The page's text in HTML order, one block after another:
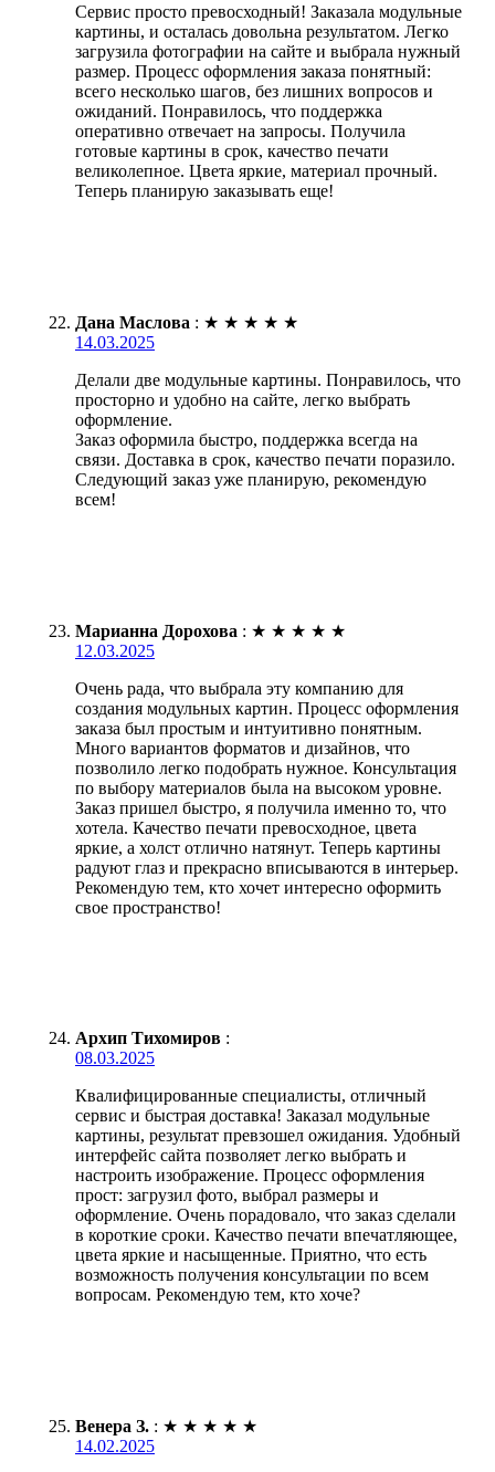
Сервис просто превосходный! Заказала модульные
картины, и осталась довольна результатом. Легко
загрузила фотографии на сайте и выбрала нужный
размер. Процесс оформления заказа понятный:
всего несколько шагов, без лишних вопросов и
ожиданий. Понравилось, что поддержка
оперативно отвечает на запросы. Получила
готовые картины в срок, качество печати
великолепное. Цвета яркие, материал прочный.
Теперь планирую заказывать еще!
Дана Маслова : ★ ★ ★ ★ ★
14.03.2025
Делали две модульные картины. Понравилось, что
просторно и удобно на сайте, легко выбрать
оформление.
Заказ оформила быстро, поддержка всегда на
связи. Доставка в срок, качество печати поразило.
Следующий заказ уже планирую, рекомендую
всем!
Марианна Дорохова : ★ ★ ★ ★ ★
12.03.2025
Очень рада, что выбрала эту компанию для
создания модульных картин. Процесс оформления
заказа был простым и интуитивно понятным.
Много вариантов форматов и дизайнов, что
позволило легко подобрать нужное. Консультация
по выбору материалов была на высоком уровне.
Заказ пришел быстро, я получила именно то, что
хотела. Качество печати превосходное, цвета
яркие, а холст отлично натянут. Теперь картины
радуют глаз и прекрасно вписываются в интерьер.
Рекомендую тем, кто хочет интересно оформить
свое пространство!
Архип Тихомиров :
08.03.2025
Квалифицированные специалисты, отличный
сервис и быстрая доставка! Заказал модульные
картины, результат превзошел ожидания. Удобный
интерфейс сайта позволяет легко выбрать и
настроить изображение. Процесс оформления
прост: загрузил фото, выбрал размеры и
оформление. Очень порадовало, что заказ сделали
в короткие сроки. Качество печати впечатляющее,
цвета яркие и насыщенные. Приятно, что есть
возможность получения консультации по всем
вопросам. Рекомендую тем, кто хоче?
Венера З. : ★ ★ ★ ★ ★
14.02.2025